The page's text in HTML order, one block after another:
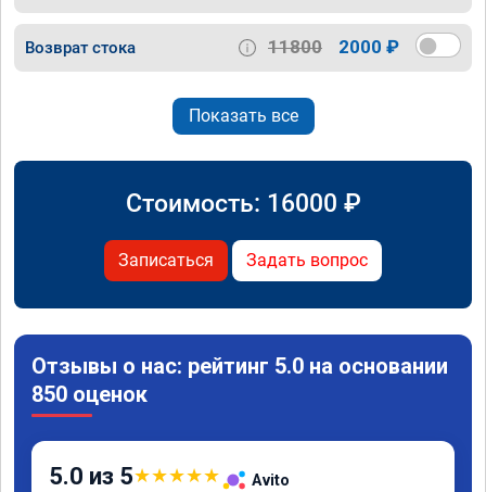
Возврат стока 11800 2000 ₽
Показать все
Стоимость: 16000 ₽
Записаться Задать вопрос
Отзывы о нас: рейтинг 5.0 на основании
850 оценок
5.0 из 5★★★★★ Avito